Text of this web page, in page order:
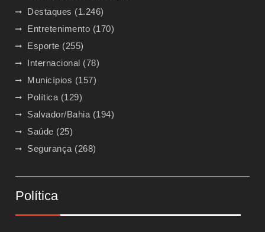
Destaques (1.246)
Entretenimento (170)
Esporte (255)
Internacional (78)
Municípios (157)
Política (129)
Salvador/Bahia (194)
Saúde (25)
Segurança (268)
Política